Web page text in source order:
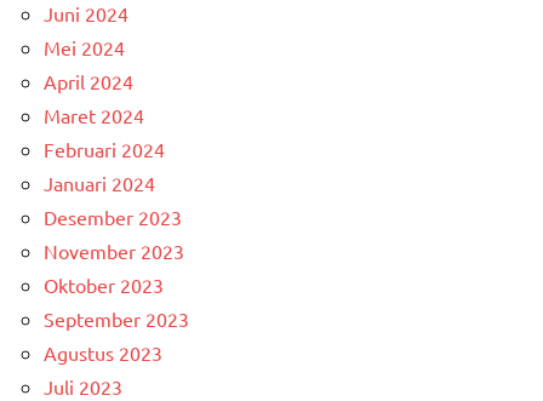
Juni 2024
Mei 2024
April 2024
Maret 2024
Februari 2024
Januari 2024
Desember 2023
November 2023
Oktober 2023
September 2023
Agustus 2023
Juli 2023